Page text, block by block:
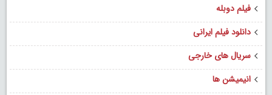
فیلم دوبله
دانلود فیلم ایرانی
سریال های خارجی
انیمیشن ها